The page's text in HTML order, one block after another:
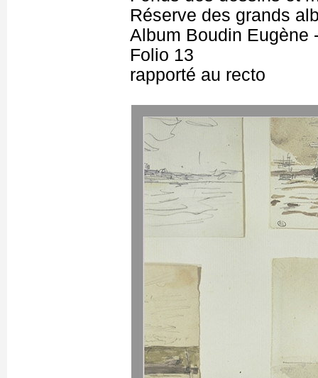
Réserve des grands
Album Boudin Eugène
Folio 13
rapporté au recto